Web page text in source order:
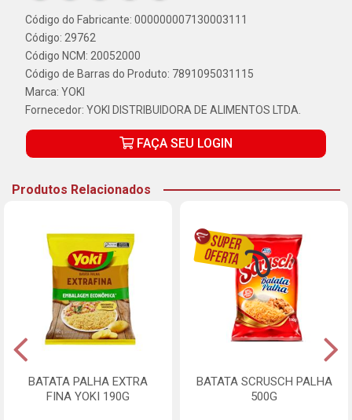
Código do Fabricante: 000000007130003111
Código: 29762
Código NCM: 20052000
Código de Barras do Produto: 7891095031115
Marca: YOKI
Fornecedor: YOKI DISTRIBUIDORA DE ALIMENTOS LTDA.
FAÇA SEU LOGIN
Produtos Relacionados
BATATA PALHA EXTRA
FINA YOKI 190G
BATATA SCRUSCH PALHA
500G